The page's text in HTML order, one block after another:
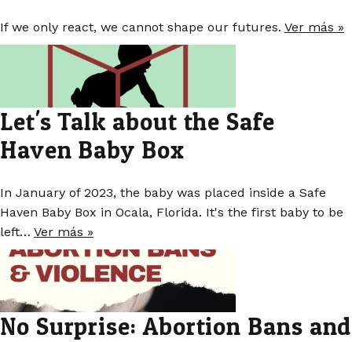
If we only react, we cannot shape our futures. Ver más »
Let's Talk about the Safe
Haven Baby Box
In January of 2023, the baby was placed inside a Safe
Haven Baby Box in Ocala, Florida. It's the first baby to be
left… Ver más »
No Surprise: Abortion Bans and